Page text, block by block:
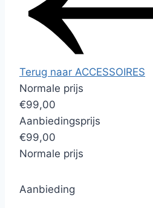
Terug naar ACCESSOIRES
Normale prijs
€99,00
Aanbiedingsprijs
€99,00
Normale prijs
Aanbieding